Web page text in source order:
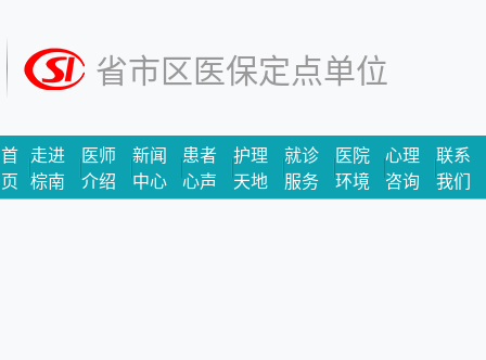
省市区医保定点单位
首
页
走进
棕南
医师
介绍
新闻
中心
患者
心声
护理
天地
就诊
服务
医院
环境
心理
咨询
联系
我们